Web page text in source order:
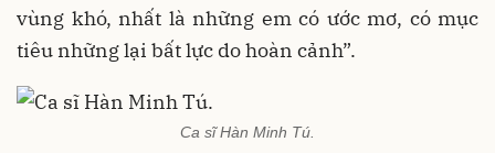
vùng khó, nhất là những em có ước mơ, có mục
tiêu những lại bất lực do hoàn cảnh”.
Ca sĩ Hàn Minh Tú.